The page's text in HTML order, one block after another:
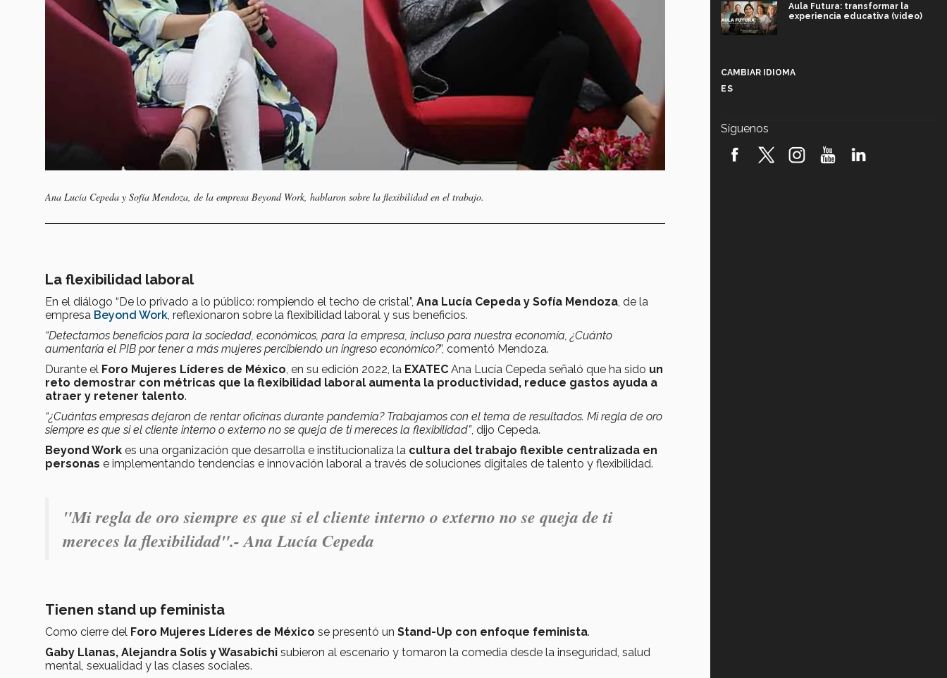
Ana Lucía Cepeda y Sofía Mendoza, de la empresa Beyond Work, hablaron sobre la flexibilidad en el trabajo.
La flexibilidad laboral
En el diálogo “De lo privado a lo público: rompiendo el techo de cristal”, Ana Lucía Cepeda y Sofía Mendoza, de la
empresa Beyond Work, reflexionaron sobre la flexibilidad laboral y sus beneficios.
“Detectamos beneficios para la sociedad, económicos, para la empresa, incluso para nuestra economía, ¿Cuánto
aumentaría el PIB por tener a más mujeres percibiendo un ingreso económico?”, comentó Mendoza.
Durante el Foro Mujeres Líderes de México, en su edición 2022, la EXATEC Ana Lucía Cepeda señaló que ha sido un
reto demostrar con métricas que la flexibilidad laboral aumenta la productividad, reduce gastos ayuda a
atraer y retener talento.
“¿Cuántas empresas dejaron de rentar oficinas durante pandemia? Trabajamos con el tema de resultados. Mi regla de oro
siempre es que si el cliente interno o externo no se queja de ti mereces la flexibilidad”, dijo Cepeda.
Beyond Work es una organización que desarrolla e institucionaliza la cultura del trabajo flexible centralizada en
personas e implementando tendencias e innovación laboral a través de soluciones digitales de talento y flexibilidad.
"Mi regla de oro siempre es que si el cliente interno o externo no se queja de ti
mereces la flexibilidad".- Ana Lucía Cepeda
Tienen stand up feminista
Como cierre del Foro Mujeres Líderes de México se presentó un Stand-Up con enfoque feminista.
Gaby Llanas, Alejandra Solís y Wasabichi subieron al escenario y tomaron la comedia desde la inseguridad, salud
mental, sexualidad y las clases sociales.
Aula Futura: transformar la
experiencia educativa (video)
robótica FIRST 2026! (video)
CAMBIAR IDIOMA
ES
Síguenos